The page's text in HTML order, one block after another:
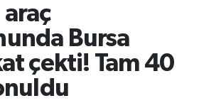
Bursa
çekti! Tam 40
Durumu ve Fikstür